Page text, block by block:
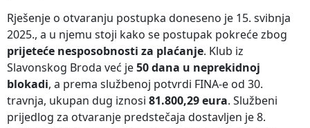
Rješenje o otvaranju postupka doneseno je 15. svibnja
2025., a u njemu stoji kako se postupak pokreće zbog
prijeteće nesposobnosti za plaćanje. Klub iz
Slavonskog Broda već je50 dana u neprekidnoj
blokadi, a prema službenoj potvrdi FINA-e od 30.
travnja, ukupan dug iznosi 81.800,29 eura. Službeni
prijedlog za otvaranje predstečaja dostavljen je 8.